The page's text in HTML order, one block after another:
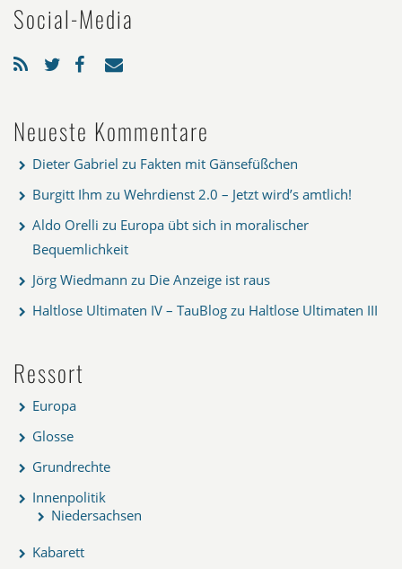
Social-Media
Neueste Kommentare
Dieter Gabriel zu Fakten mit Gänsefüßchen
Burgitt Ihm zu Wehrdienst 2.0 – Jetzt wird’s amtlich!
Aldo Orelli zu Europa übt sich in moralischer
Bequemlichkeit
Jörg Wiedmann zu Die Anzeige ist raus
Haltlose Ultimaten IV – TauBlog zu Haltlose Ultimaten III
Ressort
Europa
Glosse
Grundrechte
Innenpolitik
Niedersachsen
Kabarett